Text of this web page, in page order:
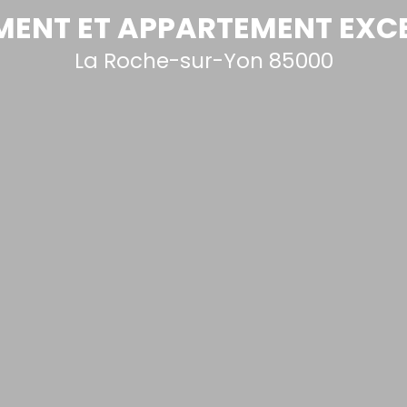
ET APPARTEMENT
La Roche-sur-Yon 85000